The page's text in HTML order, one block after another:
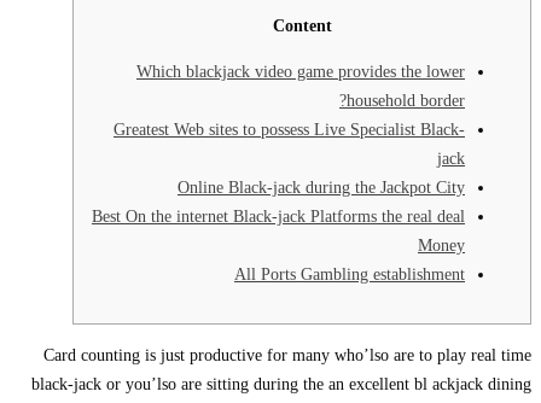
Content
Which blackjack video game provides the lower
household border?
Greatest Web sites to possess Live Specialist Black-
jack
Online Black-jack during the Jackpot City
Best On the internet Black-jack Platforms the real deal
Money
All Ports Gambling establishment
Card counting is just productive for many who’lso are to play real time
black-jack or you’lso are sitting during the an excellent bl ackjack dining